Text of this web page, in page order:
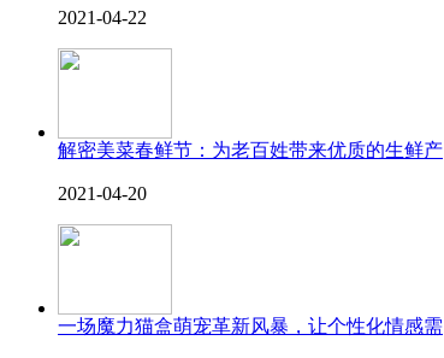
2021-04-22
解密美菜春鲜节：为老百姓带来优质的生鲜产
2021-04-20
一场魔力猫盒萌宠革新风暴，让个性化情感需